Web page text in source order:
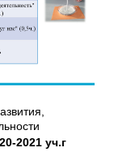
2021 уч.г